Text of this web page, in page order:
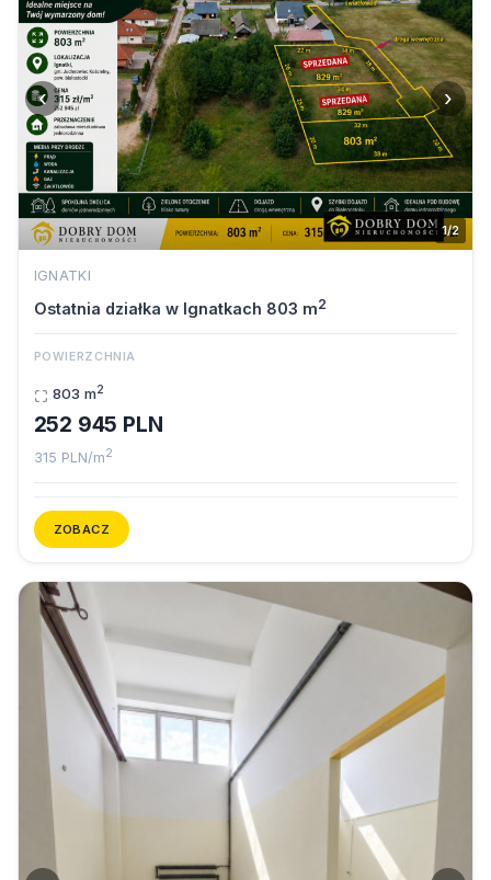
‹ ›
1/2
IGNATKI
Ostatnia działka w Ignatkach 803 m2
POWIERZCHNIA
803 m2
252 945 PLN
315 PLN/m2
ZOBACZ